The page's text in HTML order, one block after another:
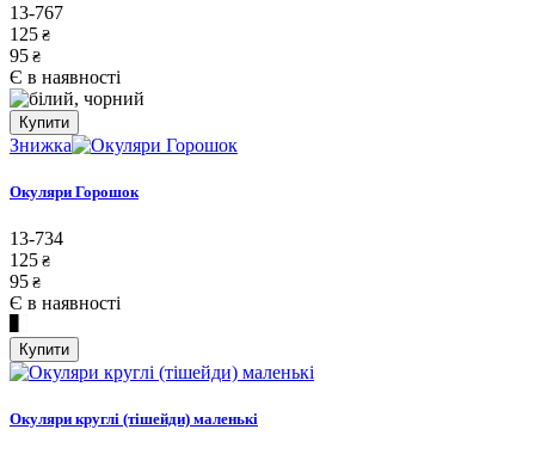
13-767
125 ₴
95 ₴
Є в наявності
Купити
Знижка
Окуляри Горошок
13-734
125 ₴
95 ₴
Є в наявності
Купити
Окуляри круглі (тішейди) маленькі